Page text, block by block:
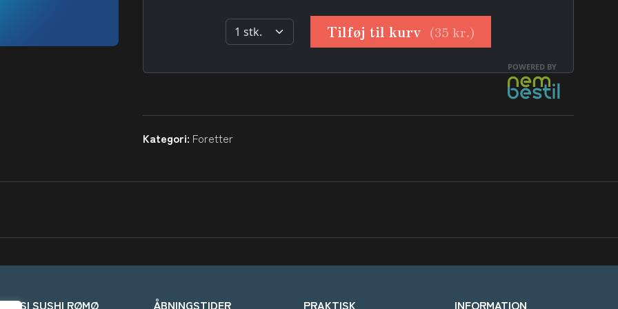
Kategori: Foretter
OYISI SUSHI RØMØ ÅBNINGSTIDER PRAKTISK INFORMATION